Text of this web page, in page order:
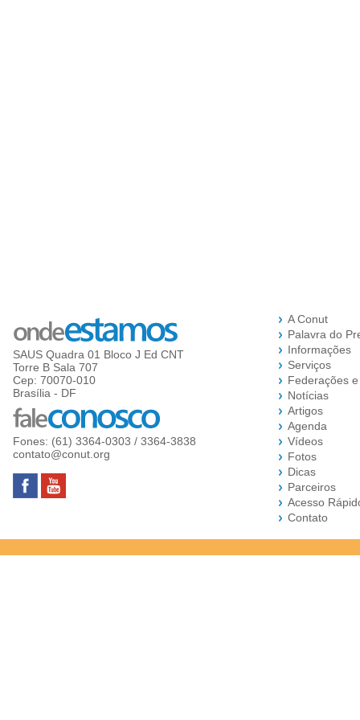
SAUS Quadra 01 Bloco J Ed CNT
Torre B Sala 707
Cep: 70070-010
Brasília - DF
Fones: (61) 3364-0303 / 3364-3838
contato@conut.org
A Conut
Palavra do
Informações
Serviços
Federações
Notícias
Artigos
Agenda
Vídeos
Fotos
Dicas
Parceiros
Acesso
Contato